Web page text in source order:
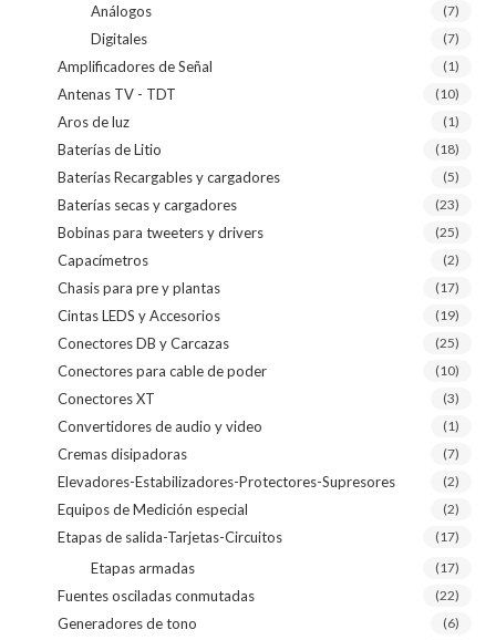
Análogos (7)
Digitales (7)
Amplificadores de Señal (1)
Antenas TV - TDT (10)
Aros de luz (1)
Baterías de Litio (18)
Baterías Recargables y cargadores (5)
Baterías secas y cargadores (23)
Bobinas para tweeters y drivers (25)
Capacímetros (2)
Chasis para pre y plantas (17)
Cintas LEDS y Accesorios (19)
Conectores DB y Carcazas (25)
Conectores para cable de poder (10)
Conectores XT (3)
Convertidores de audio y video (1)
Cremas disipadoras (7)
Elevadores-Estabilizadores-Protectores-Supresores (2)
Equipos de Medición especial (2)
Etapas de salida-Tarjetas-Circuitos (17)
Etapas armadas (17)
Fuentes osciladas conmutadas (22)
Generadores de tono (6)